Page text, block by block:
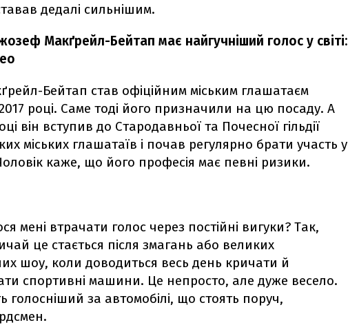
дедалі сильнішим.
Макґрейл-Бейтап має найгучніший голос у світі:
Бейтап став офіційним міським глашатаєм
році. Саме тоді його призначили на цю посаду. А
він вступив до Стародавньої та Почесної гільдії
міських глашатаїв і почав регулярно брати участь у
каже, що його професія має певні ризики.
мені втрачати голос через постійні вигуки? Так,
це стається після змагань або великих
шоу, коли доводиться весь день кричати й
спортивні машини. Це непросто, але дуже весело.
голосніший за автомобілі, що стоять поруч,